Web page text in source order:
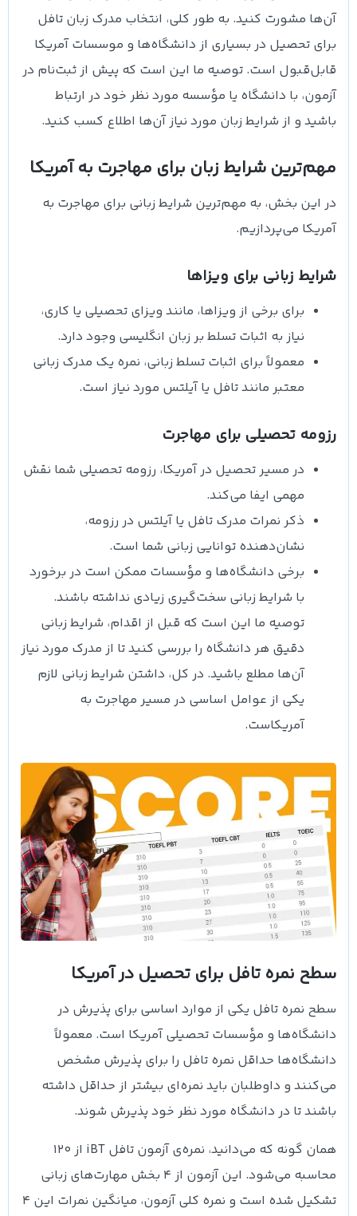
آن‌ها مشورت کنید. به طور کلی، انتخاب مدرک زبان تافل
برای تحصیل در بسیاری از دانشگاه‌ها و موسسات آمریکا
قابل‌قبول است. توصیه ما این است که پیش از ثبت‌نام در
آزمون، با دانشگاه یا مؤسسه مورد نظر خود در ارتباط
باشید و از شرایط زبان مورد نیاز آن‌ها اطلاع کسب کنید.
مهم‌ترین شرایط زبان برای مهاجرت به آمریکا
در این بخش، به مهم‌ترین شرایط زبانی برای مهاجرت به
آمریکا می‌پردازیم.
شرایط زبانی برای ویزاها
برای برخی از ویزاها، مانند ویزای تحصیلی یا کاری،
نیاز به اثبات تسلط بر زبان انگلیسی وجود دارد.
معمولاً برای اثبات تسلط زبانی، نمره یک مدرک زبانی
معتبر مانند تافل یا آیلتس مورد نیاز است.
رزومه تحصیلی برای مهاجرت
در مسیر تحصیل در آمریکا، رزومه تحصیلی شما نقش
مهمی ایفا می‌کند.
ذکر نمرات مدرک تافل یا آیلتس در رزومه،
نشان‌دهنده توانایی زبانی شما است.
برخی دانشگاه‌ها و مؤسسات ممکن است در برخورد
با شرایط زبانی سخت‌گیری زیادی نداشته باشند.
توصیه ما این است که قبل از اقدام، شرایط زبانی
دقیق هر دانشگاه را بررسی کنید تا از مدرک مورد نیاز
آن‌ها مطلع باشید. در کل، داشتن شرایط زبانی لازم
یکی از عوامل اساسی در مسیر مهاجرت به
آمریکاست.
سطح نمره تافل برای تحصیل در آمریکا
سطح نمره تافل یکی از موارد اساسی برای پذیرش در
دانشگاه‌ها و مؤسسات تحصیلی آمریکا است. معمولاً
دانشگاه‌ها حداقل نمره تافل را برای پذیرش مشخص
می‌کنند و داوطلبان باید نمره‌ای بیشتر از حداقل داشته
باشند تا در دانشگاه مورد نظر خود پذیرش شوند.
همان گونه که می‌دانید، نمره‌ی آزمون تافل iBT از ۱۲۰
محاسبه می‌شود. این آزمون از ۴ بخش مهارت‌های زبانی
تشکیل شده است و نمره کلی آزمون، میانگین نمرات این ۴